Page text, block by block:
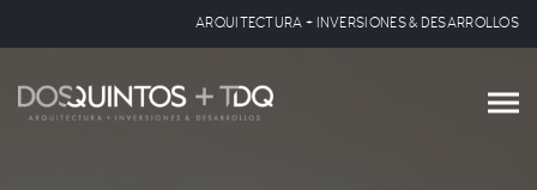
ARQUITECTURA + INVERSIONES & DESARROLLOS